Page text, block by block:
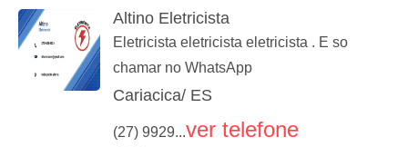
Altino Eletricista
Eletricista eletricista eletricista . E so
chamar no WhatsApp
Cariacica/ ES
(27) 9929...ver telefone